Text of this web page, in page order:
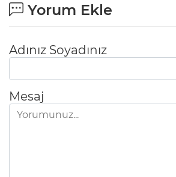
Yorum Ekle
Adınız Soyadınız
Mesaj